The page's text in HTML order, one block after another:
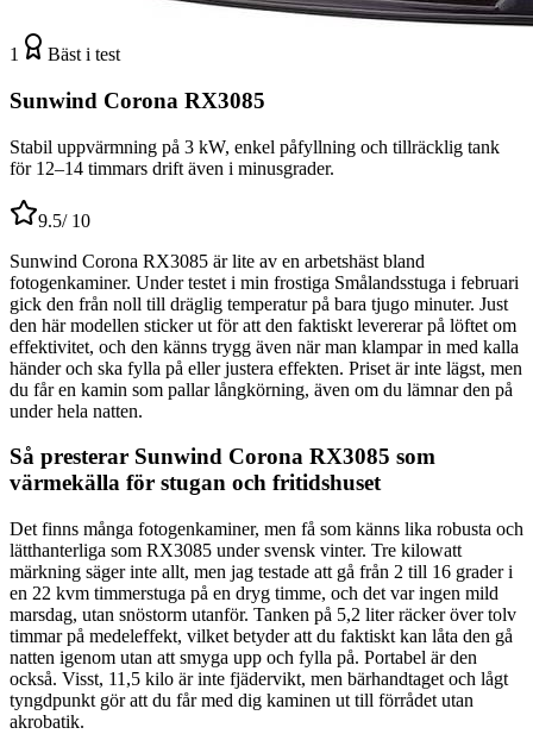
1 Bäst i test
Sunwind Corona RX3085
Stabil uppvärmning på 3 kW, enkel påfyllning och tillräcklig tank
för 12–14 timmars drift även i minusgrader.
9.5/ 10
Sunwind Corona RX3085 är lite av en arbetshäst bland
fotogenkaminer. Under testet i min frostiga Smålandsstuga i februari
gick den från noll till dräglig temperatur på bara tjugo minuter. Just
den här modellen sticker ut för att den faktiskt levererar på löftet om
effektivitet, och den känns trygg även när man klampar in med kalla
händer och ska fylla på eller justera effekten. Priset är inte lägst, men
du får en kamin som pallar långkörning, även om du lämnar den på
under hela natten.
Så presterar Sunwind Corona RX3085 som
värmekälla för stugan och fritidshuset
Det finns många fotogenkaminer, men få som känns lika robusta och
lätthanterliga som RX3085 under svensk vinter. Tre kilowatt
märkning säger inte allt, men jag testade att gå från 2 till 16 grader i
en 22 kvm timmerstuga på en dryg timme, och det var ingen mild
marsdag, utan snöstorm utanför. Tanken på 5,2 liter räcker över tolv
timmar på medeleffekt, vilket betyder att du faktiskt kan låta den gå
natten igenom utan att smyga upp och fylla på. Portabel är den
också. Visst, 11,5 kilo är inte fjädervikt, men bärhandtaget och lågt
tyngdpunkt gör att du får med dig kaminen ut till förrådet utan
akrobatik.